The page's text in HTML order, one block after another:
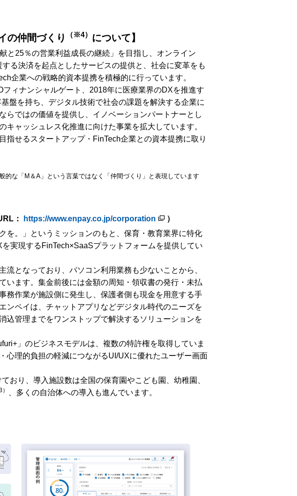
の仲間づくり （※4） について】
と25％の営業利益成長の継続」を目指し、オンライン
る決済を起点としたサービスの提供と、社会に変革をも
企業への戦略的資本提携を積極的に行っています。
ィナンシャルゲート、2018年に医療業界のDXを推進す
盤を持ち、デジタル技術で社会の課題を解決する企業に
らではの価値を提供し、イノベーションパートナーとし
キャッシュレス化推進に向けた事業を拡大しています。
せるスタートアップ・FinTech企業との資本提携に取り
的な「M＆A」という言葉ではなく「仲間づくり」と表現しています
： https://www.enpay.co.jp/corporation
）
を。」というミッションのもと、保育・教育業界に特化
実現するFinTech×SaaSプラットフォームを提供してい
となっており、パソコン利用業務も少ないことから、
います。集金前後には金額の周知・領収書の発行・未払
務作業が施設側に発生し、保護者側も現金を用意する手
ンペイは、チャットアプリなどデジタル時代のニーズを
込管理までをワンストップで解決するソリューションを
」のビジネスモデルは、複数の特許権を取得していま
心理的負担の軽減につながるUI/UXに優れたユーザー画面
おり、導入施設数は全国の保育園やこども園、幼稚園、
、多くの自治体への導入も進んでいます。